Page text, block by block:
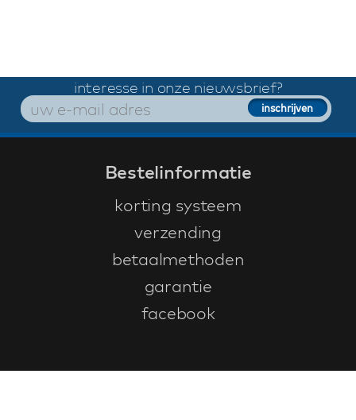
interesse in onze nieuwsbrief?
Bestelinformatie
korting systeem
verzending
betaalmethoden
garantie
facebook
Klantenservice